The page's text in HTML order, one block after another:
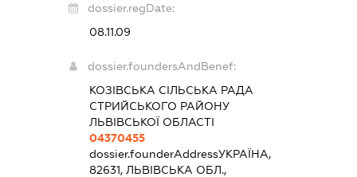
dossier.regDate:
08.11.09
dossier.foundersAndBenef:
КОЗІВСЬКА СІЛЬСЬКА РАДА
СТРИЙСЬКОГО РАЙОНУ
ЛЬВІВСЬКОЇ ОБЛАСТІ
04370455
dossier.founderAddressУКРАЇНА,
82631, ЛЬВІВСЬКА ОБЛ.,